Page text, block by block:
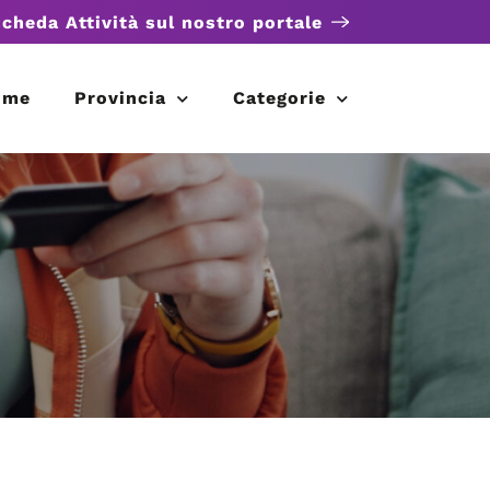
Attività sul nostro portale
Provincia Categorie